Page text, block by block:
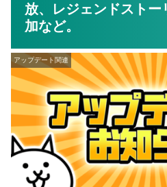
放、レジェンドストー
加など。
アップデート関連